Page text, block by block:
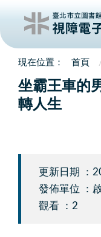
首頁
坐霸王車的
轉人生
更新日期 ：
發佈單位 ：
觀看 ：2